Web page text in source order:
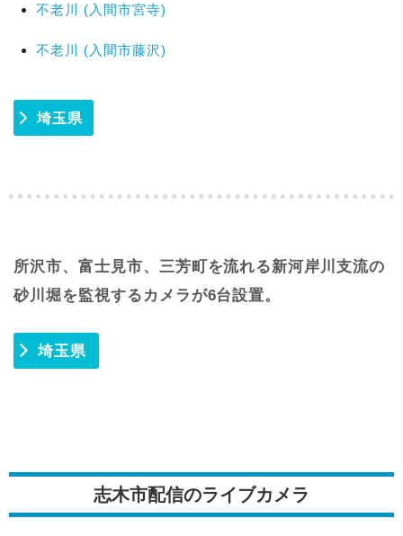
不老川 (入間市宮寺)
不老川 (入間市藤沢)
埼玉県
所沢市、富士見市、三芳町を流れる新河岸川支流の
砂川堀を監視するカメラが6台設置。
埼玉県
志木市配信のライブカメラ